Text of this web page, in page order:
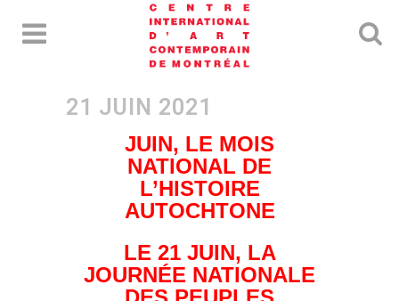
JUIN, LE MOIS
NATIONAL DE
L’HISTOIRE
AUTOCHTONE
LE 21 JUIN, LA
JOURNÉE NATIONALE